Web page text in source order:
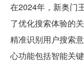
在2024年，新奥门
了优化搜索体验的
精准识别用户搜索
心功能包括智能关